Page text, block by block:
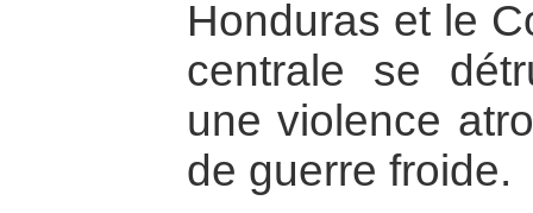
Honduras et le
centrale se
une violence
de guerre froide.